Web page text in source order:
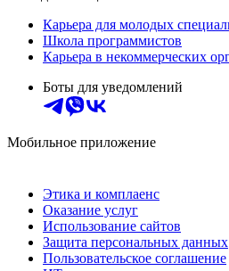
Карьера для молодых
Школа программистов
Карьера в некоммерческих
Боты для уведомлений
Мобильное приложение
Этика и комплаенс
Оказание услуг
Использование сайтов
Защита персональных данных
Пользовательское соглашение